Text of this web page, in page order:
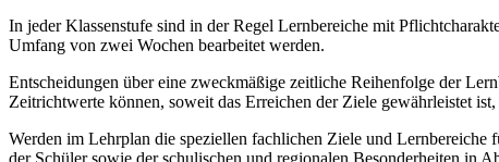
In jeder Klassenstufe sind in der Regel Lernbereiche mit
Umfang von zwei Wochen bearbeitet werden.
Entscheidungen über eine zweckmäßige zeitliche Reihenfolge der
Zeitrichtwerte können, soweit das Erreichen der Ziele gewährleistet
Werden im Lehrplan die speziellen fachlichen Ziele und Lernbereiche